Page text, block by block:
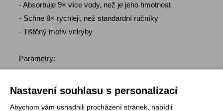
- Absorbuje 9× více vody, než je jeho hmotnost
- Schne 8× rychleji, než standardní ručníky
- Tištěný motiv velryby
Parametry:
- Hmotnost: 203 g
- Rozměry: Giant 150 × 90 cm
Nastavení souhlasu s personalizací
Abychom vám usnadnili procházení stránek, nabídli